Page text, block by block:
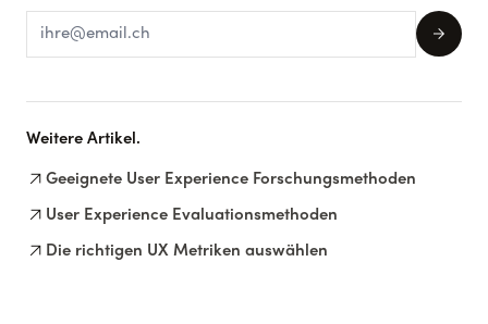
arrow_forward
Weitere Artikel.
arrow_outward Geeignete User Experience Forschungsmethoden
arrow_outward User Experience Evaluationsmethoden
arrow_outward Die richtigen UX Metriken auswählen